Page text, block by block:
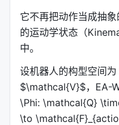
它不再把动作当成抽
的运动学状态（
中。
设机器人的构型空间
$\mathcal{V}$，EA-
\Phi: \mathcal{Q}
\to